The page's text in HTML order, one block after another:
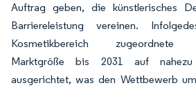
Auftrag geben, die künstlerisches
Barriereleistung vereinen.
Kosmetikbereich zugeordnete
Marktgröße bis 2031 auf nahezu
ausgerichtet, was den Wettbewerb